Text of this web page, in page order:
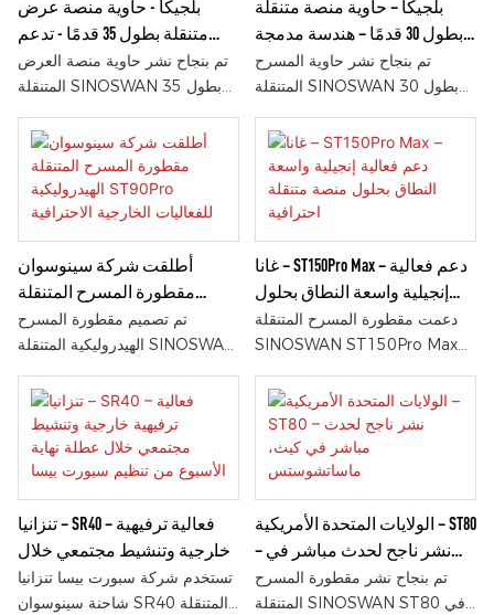
بلجيكا - حاوية منصة عرض
متنقلة بطول 35 قدمًا - تدعم
الفعاليات الخارجية الاحترافية
بهندسة معتمدة من الاتحاد
الأوروبي
تم بنجاح نشر حاوية منصة العرض
المتنقلة SINOSWAN بطول 35
في الهواء الطلق. بفضل نظام
النشر الهيدروليكي، وشاشة LED
المدمجة، ووظائف الفعاليات
الاحترافية، توفر هذه الحاوية حلًا
آمنًا وفعالًا ومتوافقًا مع معايير
بلجيكا – حاوية منصة متنقلة
بطول 30 قدمًا – هندسة مدمجة
للفعاليات الخارجية الأوروبية
تم بنجاح نشر حاوية المسرح
المتنقلة SINOSWAN بطول 30
مسرحيًا مدمجًا وفعالًا للعروض
الخارجية والفعاليات المجتمعية.
وبفضل سهولة وسرعة نشرها
الهيدروليكي، وهندستها الموثوقة،
ومطابقتها للمعايير الأوروبية، تدعم
هذه الحاوية المهرجانات والفعاليات
الترويجية والأنشطة العامة.
أطلقت شركة سينوسوان
مقطورة المسرح المتنقلة
الهيدروليكية ST90Pro للفعاليات
الخارجية الاحترافية
تم تصميم مقطورة المسرح
الهيدروليكية المتنقلة SINOSWAN
للفعاليات الخارجية الاحترافية، حيث
تتميز بسهولة وسرعة التركيب
الهيدروليكي، ومساحة عرض
واسعة، ومستوى عالٍ من الأمان.
توفر هذه المقطورة حلاً فعالاً
للمسرح في الحفلات الموسيقية،
والفعاليات الدينية، والحملات،
والجولات الترويجية، والأنشطة
غانا – ST150Pro Max – دعم فعالية
إنجيلية واسعة النطاق بحلول
منصة متنقلة احترافية
دعمت مقطورة المسرح المتنقلة
SINOSWAN ST150Pro Max
الطلق في أفريقيا. وبفضل مسرحها
الذي تبلغ مساحته 168 مترًا مربعًا،
ونظامها الهيدروليكي السريع،
وأدائها الموثوق، فقد وفرت حلاً
احترافيًا للعبادة والحفلات
الموسيقية وغيرها من التجمعات
الخارجية واسعة النطاق.
تنزانيا – SR40 – فعالية ترفيهية
خارجية وتنشيط مجتمعي خلال
عطلة نهاية الأسبوع من تنظيم
سبورت بيسا
تستخدم شركة سبورت بيسا تنزانيا
شاحنة سينوسوان SR40 المتنقلة
الولايات المتحدة الأمريكية – ST80
– نشر ناجح لحدث مباشر في
كيث، ماساتشوستس
تم بنجاح نشر مقطورة المسرح
المتنقلة SINOSWAN ST80 في